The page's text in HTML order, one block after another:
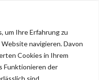
um Ihre Erfahrung zu
navigieren.Davon
Cookies in Ihrem
Funktionieren der
sind.